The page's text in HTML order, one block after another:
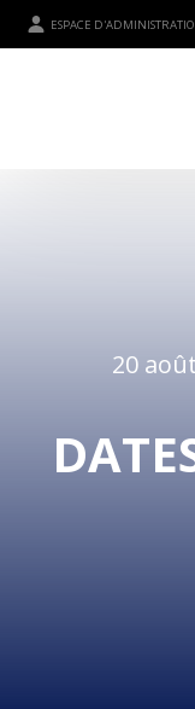
ESPACE
20